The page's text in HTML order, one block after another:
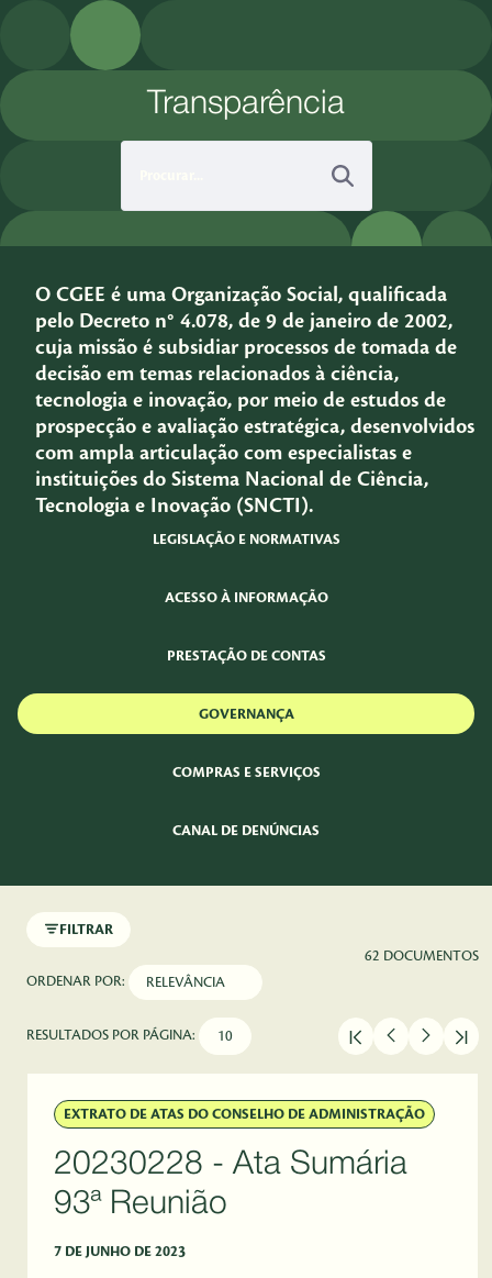
Pular para o Conteúdo principal
Transparência
O CGEE é uma Organização Social, qualificada
pelo Decreto n° 4.078, de 9 de janeiro de 2002,
cuja missão é subsidiar processos de tomada de
decisão em temas relacionados à ciência,
tecnologia e inovação, por meio de estudos de
prospecção e avaliação estratégica, desenvolvidos
com ampla articulação com especialistas e
instituições do Sistema Nacional de Ciência,
Tecnologia e Inovação (SNCTI).
LEGISLAÇÃO E NORMATIVAS
ACESSO À INFORMAÇÃO
PRESTAÇÃO DE CONTAS
GOVERNANÇA
COMPRAS E SERVIÇOS
CANAL DE DENÚNCIAS
FILTRAR
62 DOCUMENTOS
ORDENAR POR:
RESULTADOS POR PÁGINA:
EXTRATO DE ATAS DO CONSELHO DE ADMINISTRAÇÃO
20230228 - Ata Sumária
93ª Reunião
7 DE JUNHO DE 2023